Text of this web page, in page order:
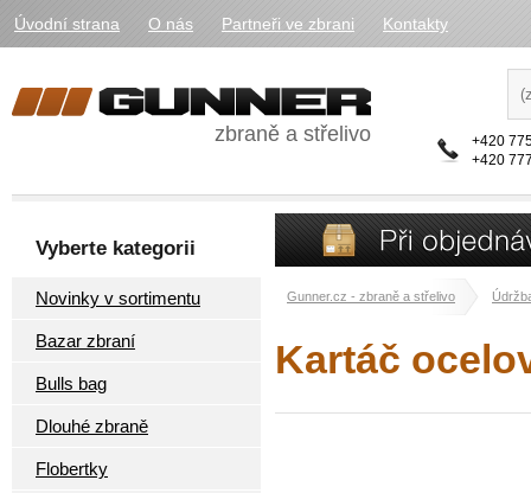
Úvodní strana O nás Partneři ve zbrani Kontakty
zbraně a střelivo
+420
+420
Vyberte kategorii
Novinky v sortimentu
Bazar zbraní
Bulls bag
Dlouhé zbraně
Flobertky
Gunner.cz - zbraně a střelivo
Kartáč